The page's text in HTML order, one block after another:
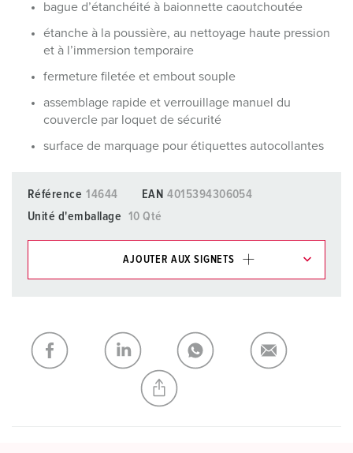
bague d’étanchéité à baionnette caoutchoutée
étanche à la poussière, au nettoyage haute pression
et à l’immersion temporaire
fermeture filetée et embout souple
assemblage rapide et verrouillage manuel du
couvercle par loquet de sécurité
surface de marquage pour étiquettes autocollantes
Référence 14644 EAN 4015394306054
Unité d'emballage
10 Qté
AJOUTER AUX SIGNETS
Ma liste AJOUTER
CRÉER UNE NOUVELLE LISTE